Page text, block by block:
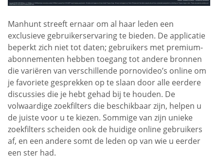
Manhunt streeft ernaar om al haar leden een
exclusieve gebruikerservaring te bieden. De applicatie
beperkt zich niet tot daten; gebruikers met premium-
abonnementen hebben toegang tot andere bronnen
die variëren van verschillende pornovideo’s online om
je favoriete gesprekken op te slaan door alle eerdere
discussies die je hebt gehad bij te houden. De
volwaardige zoekfilters die beschikbaar zijn, helpen u
de juiste voor u te kiezen. Sommige van zijn unieke
zoekfilters scheiden ook de huidige online gebruikers
af, en een andere somt de leden op van wie u eerder
een ster had.